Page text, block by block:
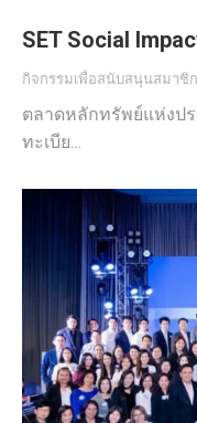
SET Social
กิจกรรมเพื่อสนับสนุนสมาชิก
ตลาดหลักทรัพย์แห่งป
ทะเบีย…